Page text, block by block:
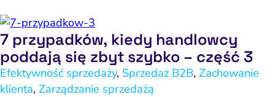
7 przypadków, kiedy handlowcy
poddają się zbyt szybko – część 3
Efektywność sprzedaży, Sprzedaż B2B, Zachowanie
klienta, Zarządzanie sprzedażą